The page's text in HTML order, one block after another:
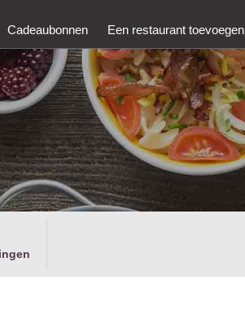
Cadeaubonnen Een restaurant toevoegen